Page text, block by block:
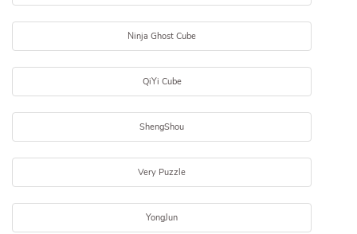
Ninja Ghost Cube
QiYi Cube
ShengShou
Very Puzzle
YongJun